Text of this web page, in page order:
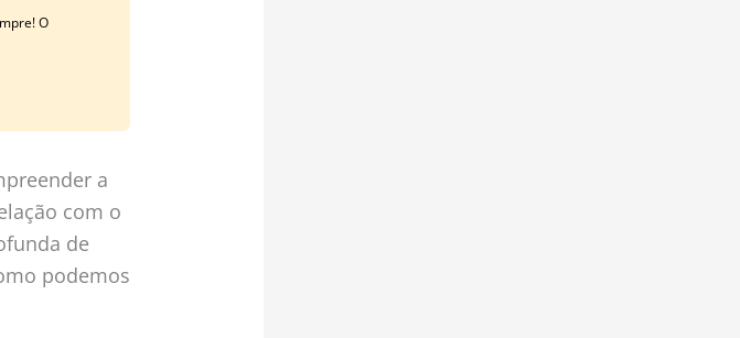
O
a
com o
de
podemos